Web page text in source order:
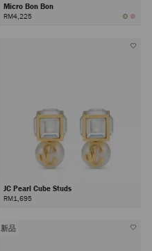
Micro Bon Bon
RM4,225
JC Pearl Cube Studs
RM1,695
新品